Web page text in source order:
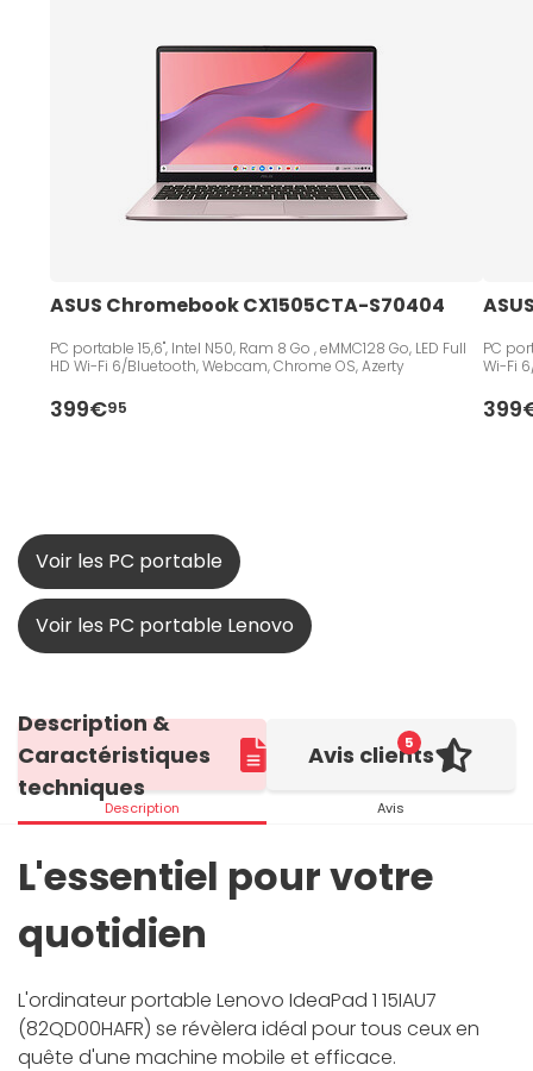
ASUS Chromebook CX1505CTA-S70404
PC portable 15,6", Intel N50, Ram 8 Go , eMMC128 Go, LED Full
HD Wi-Fi 6/Bluetooth, Webcam, Chrome OS, Azerty
399€95
PC
Wi-Fi
Voir les PC portable
Voir les PC portable Lenovo
Description &
Caractéristiques
techniques
Description
5
Avis clients
Avis
L'essentiel pour votre
quotidien
L'ordinateur portable Lenovo IdeaPad 1 15IAU7
(82QD00HAFR) se révèlera idéal pour tous ceux en
quête d'une machine mobile et efficace.